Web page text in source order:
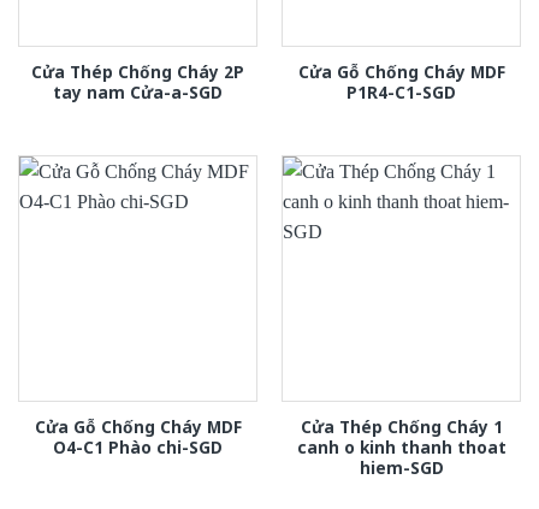
Cửa Thép Chống Cháy 2P
tay nam Cửa-a-SGD
Cửa Gỗ Chống Cháy MDF
P1R4-C1-SGD
Cửa Gỗ Chống Cháy MDF
O4-C1 Phào chi-SGD
Cửa Thép Chống Cháy 1
canh o kinh thanh thoat
hiem-SGD